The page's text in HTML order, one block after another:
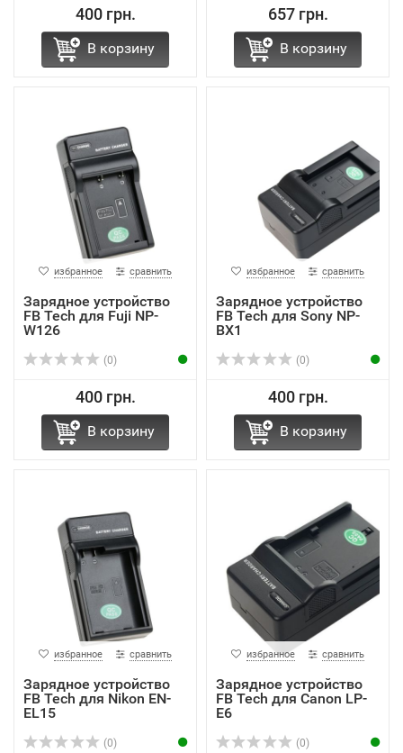
400 грн.
В корзину
657 грн.
В корзину
избранное сравнить
Зарядное устройство
FB Tech для Fuji NP-
W126
(0)
400 грн.
В корзину
избранное сравнить
Зарядное устройство
FB Tech для Sony NP-
BX1
(0)
400 грн.
В корзину
избранное сравнить
Зарядное устройство
FB Tech для Nikon EN-
EL15
(0)
избранное сравнить
Зарядное устройство
FB Tech для Canon LP-
E6
(0)